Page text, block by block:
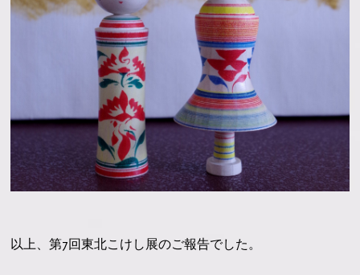
以上、第7回東北こけし展のご報告でした。